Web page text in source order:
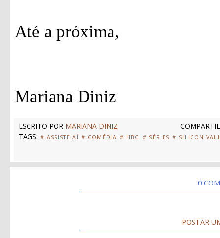
Até a próxima,
Mariana Diniz
ESCRITO POR MARIANA DINIZ
TAGS: # ASSISTE AÍ # COMÉDIA # HBO # SÉRIES # SILICON
0
POSTAR